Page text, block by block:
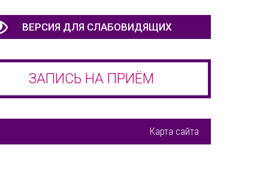
ВЕРСИЯ ДЛЯ СЛАБОВИДЯЩИХ
ЗАПИСЬ НА ПРИЁМ
Карта сайта